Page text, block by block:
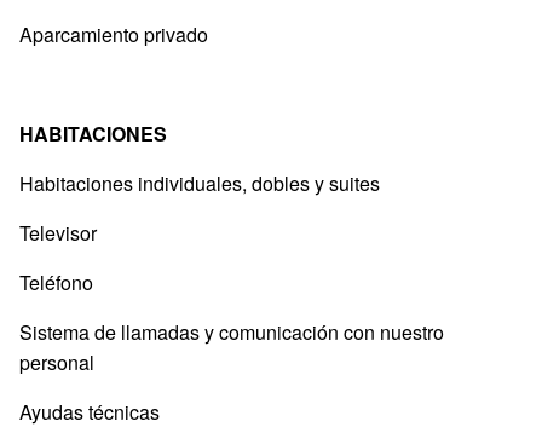
Aparcamiento privado
HABITACIONES
Habitaciones individuales, dobles y suites
Televisor
Teléfono
Sistema de llamadas y comunicación con nuestro
personal
Ayudas técnicas